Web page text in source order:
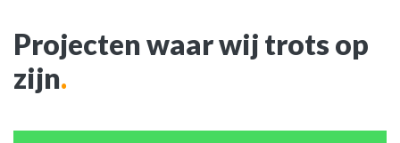
Projecten waar wij trots op
zijn.